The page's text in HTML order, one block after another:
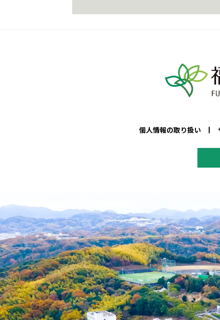
個人情報の取り扱い